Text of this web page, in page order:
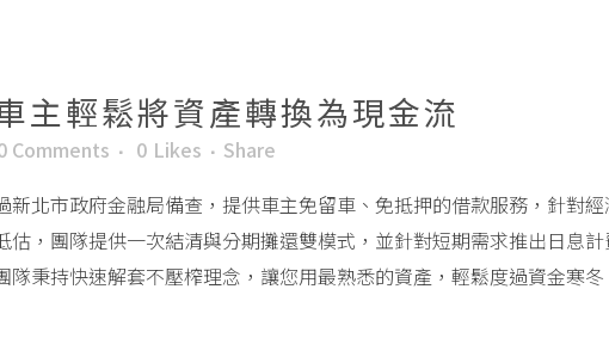
主輕鬆將資產轉換為現金流
Comments 0 Likes
Share
北市政府金融局備查，提供車主免留車、免抵押的借款服務，針對
，團隊提供一次結清與分期攤還雙模式，並針對短期需求推出日息
秉持快速解套不壓榨理念，讓您用最熟悉的資產，輕鬆度過資金寒冬